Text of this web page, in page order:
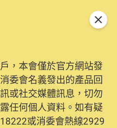
，本會僅於官方網站發
委會名義發出的產品回
或社交媒體訊息，切勿
任何個人資料。如有疑
或消委會熱線2929
關閉